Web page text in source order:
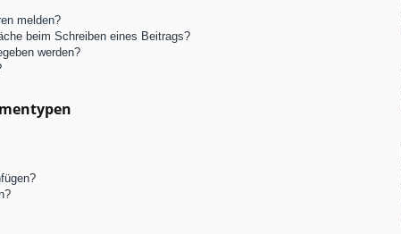
melden?
beim Schreiben eines Beitrags?
werden?